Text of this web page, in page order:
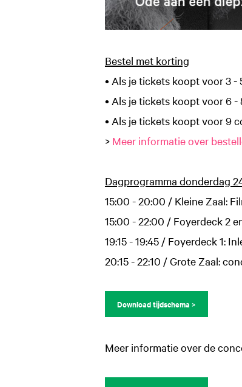
Bestel met korting
• Als je tickets koopt voor 3
• Als je tickets koopt voor 6
• Als je tickets koopt voor 9
> Meer informatie over
Dagprogramma donderdag
15:00 - 20:00 / Kleine Zaal:
15:00 - 22:00 / Foyerdeck 2
19:15 - 19:45 / Foyerdeck 1:
20:15 - 22:10 / Grote Zaal:
Download tijdschema >
Meer informatie over de